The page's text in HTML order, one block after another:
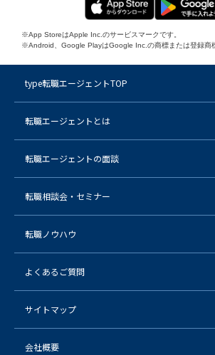
※App StoreはApple Inc.のサービスマークです。
※Android、Google PlayはGoogle Inc.の商標または登録商
type転職エージェントTOP
転職エージェントとは
転職エージェントの面談
転職相談会・セミナー
転職ノウハウ
よくあるご質問
サイトマップ
会社概要